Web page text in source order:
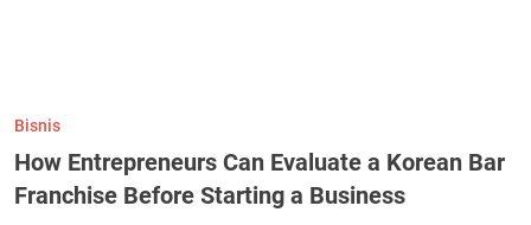
Bisnis
How Entrepreneurs Can Evaluate a Korean Bar
Franchise Before Starting a Business